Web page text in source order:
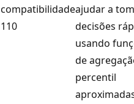
compatibilidade
110
ajudar a
decisões
usando
de
percentil